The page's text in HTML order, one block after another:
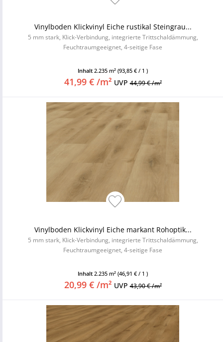
Vinylboden Klickvinyl Eiche rustikal Steingrau...
5 mm stark, Klick-Verbindung, integrierte Trittschaldämmung,
Feuchtraumgeeignet, 4-seitige Fase
Inhalt 2.235 m² (93,85 € / 1 )
41,99 € /m² UVP44,99 € /m²
Vinylboden Klickvinyl Eiche markant Rohoptik...
5 mm stark, Klick-Verbindung, integrierte Trittschaldämmung,
Feuchtraumgeeignet, 4-seitige Fase
Inhalt 2.235 m² (46,91 € / 1 )
20,99 € /m² UVP43,90 € /m²